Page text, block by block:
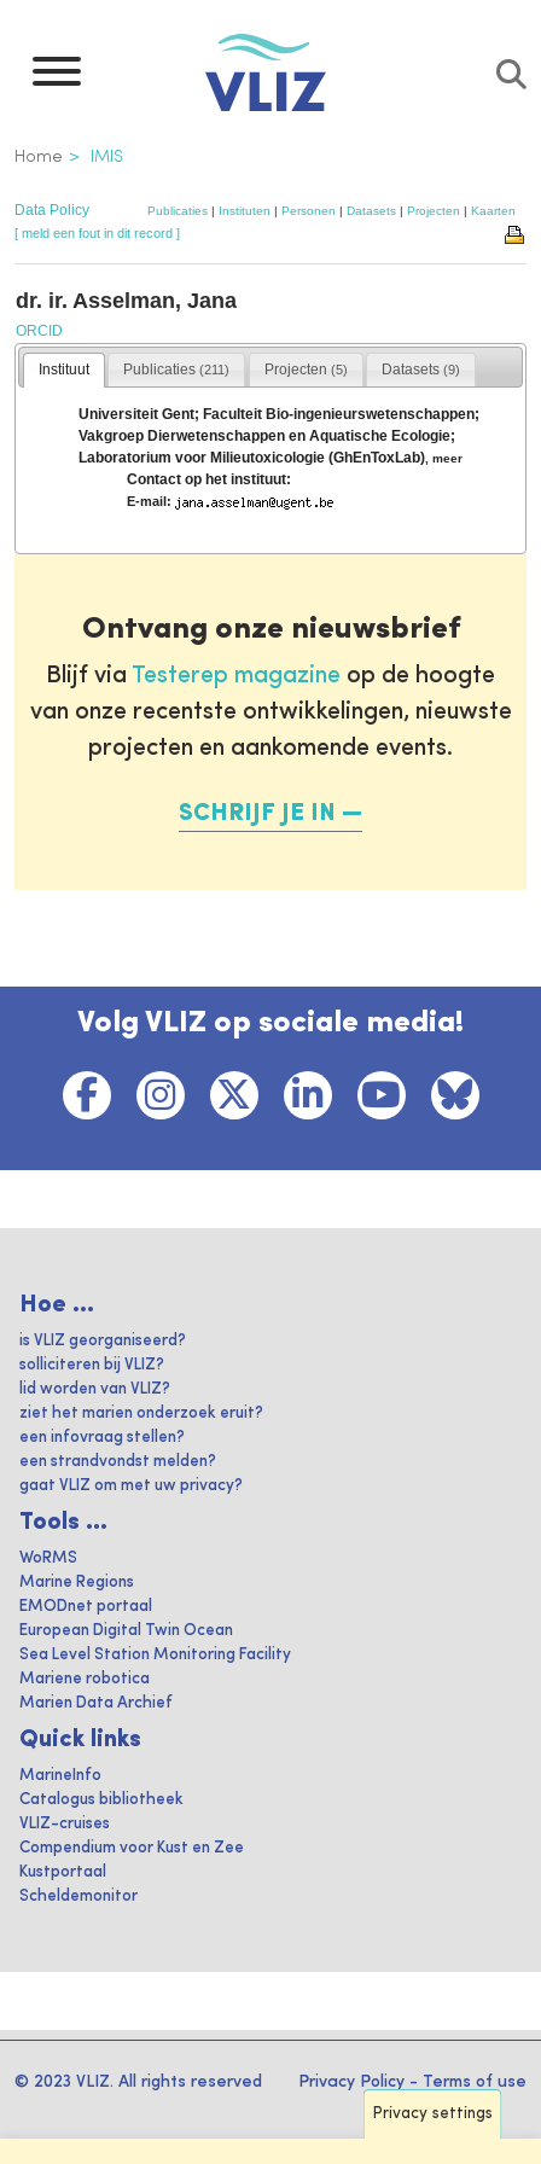
naar
inhoud
gaan
Kruimelpad
Home IMIS
Data Policy Publicaties| Instituten | Personen | Datasets| Projecten | Kaarten
[ meld een fout in dit record ]
dr. ir. Asselman, Jana
ORCID
Instituut Publicaties(211) Projecten (5) Datasets (9)
Universiteit Gent; Faculteit Bio-ingenieurswetenschappen;
Vakgroep Dierwetenschappen en Aquatische Ecologie;
Laboratorium voor Milieutoxicologie (GhEnToxLab) ,meer
Contact op het instituut:
E-mail:
Ontvang onze nieuwsbrief
Blijf via Testerep magazine op de hoogte
van onze recentste ontwikkelingen, nieuwste
projecten en aankomende events.
SCHRIJF JE IN
Volg VLIZ op sociale media!
Hoe ...
is VLIZ georganiseerd?
solliciteren bij VLIZ?
lid worden van VLIZ?
ziet het marien onderzoek eruit?
een infovraag stellen?
een strandvondst melden?
gaat VLIZ om met uw privacy?
Tools ...
WoRMS
Marine Regions
EMODnet portaal
European Digital Twin Ocean
Sea Level Station Monitoring Facility
Mariene robotica
Marien Data Archief
Quick links
MarineInfo
Catalogus bibliotheek
VLIZ-cruises
Compendium voor Kust en Zee
Kustportaal
Scheldemonitor
© 2023 VLIZ. All rights reserved Privacy Policy - Terms of use
Privacy settings